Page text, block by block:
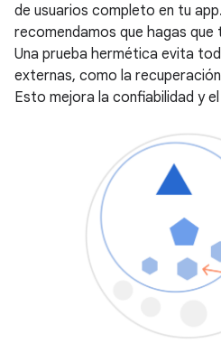
de usuarios completo en tu
recomendamos que hagas que
Una prueba hermética evita
externas, como la
Esto mejora la confiabilidad y